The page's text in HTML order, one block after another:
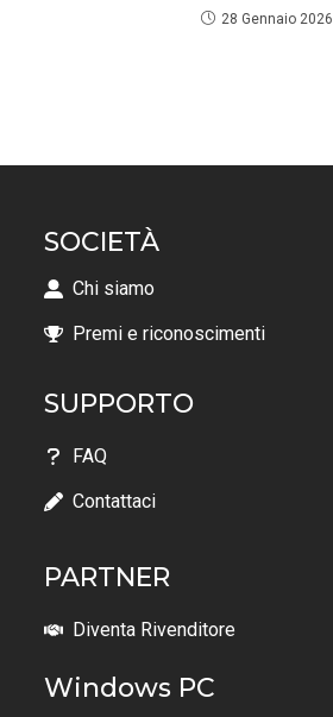
28 Gennaio 2026
SOCIETÀ
Chi siamo
Premi e riconoscimenti
SUPPORTO
FAQ
Contattaci
PARTNER
Diventa Rivenditore
Windows PC